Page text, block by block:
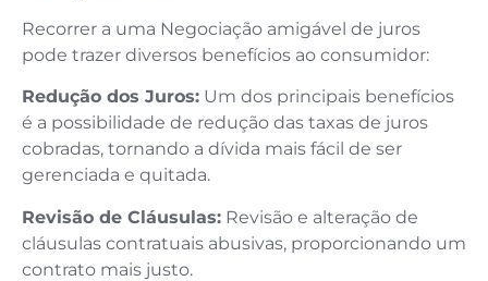
Recorrer a uma Negociação amigável de juros
pode trazer diversos benefícios ao consumidor:
Redução dos Juros: Um dos principais benefícios
é a possibilidade de redução das taxas de juros
cobradas, tornando a dívida mais fácil de ser
gerenciada e quitada.
Revisão de Cláusulas: Revisão e alteração de
cláusulas contratuais abusivas, proporcionando um
contrato mais justo.